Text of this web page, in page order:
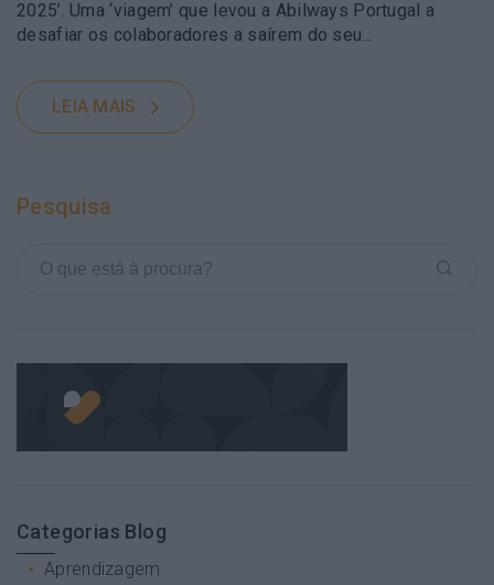
2025’. Uma ‘viagem’ que levou a Abilways Portugal a
desafiar os colaboradores a saírem do seu…
LEIA MAIS
Pesquisa
Categorias Blog
Aprendizagem